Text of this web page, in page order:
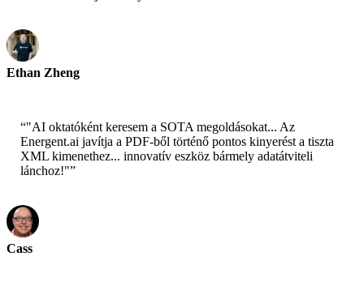
Ethan Zheng
“"AI oktatóként keresem a SOTA megoldásokat... Az
Energent.ai javítja a PDF-ből történő pontos kinyerést a tiszta
XML kimenethez... innovatív eszköz bármely adatátviteli
lánchoz!"”
Cass